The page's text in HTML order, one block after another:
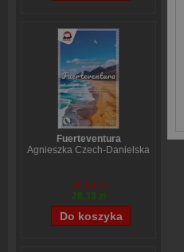
Fuerteventura
Agnieszka Czech-Danielska
38,44 zł
28,33 zł